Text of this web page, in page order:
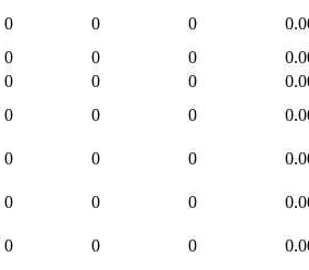
0 0 0
0 0 0
0 0 0
0 0 0
0 0 0
0 0 0
0 0 0